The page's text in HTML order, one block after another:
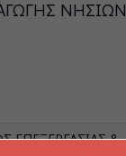
ΝΗΣΙΩΝ
ΕΠΕΞΕΡΓΑΣΙΑΣ &